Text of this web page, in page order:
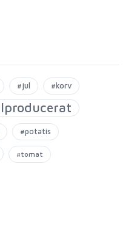
#jul #korv
#potatis
#tomat